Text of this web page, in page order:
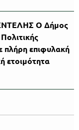
Ο Δήμος
πλήρη επιφυλακή
ετοιμότητα